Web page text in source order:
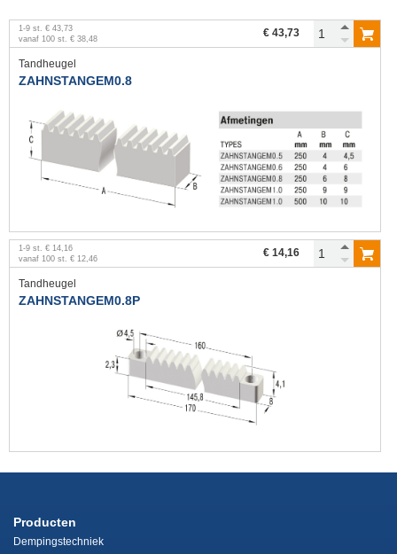
1 -9 st. € 43,73
vanaf 100 st. € 38,48 € 43,73
Tandheugel
ZAHNSTANGEM0.8
1 -9 st. € 14,16
vanaf 100 st. € 12,46 € 14,16
Tandheugel
ZAHNSTANGEM0.8P
Producten
Dempingstechniek